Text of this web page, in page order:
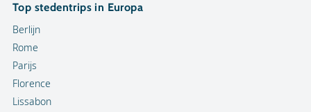
Top stedentrips in Europa
Berlijn
Rome
Parijs
Florence
Lissabon